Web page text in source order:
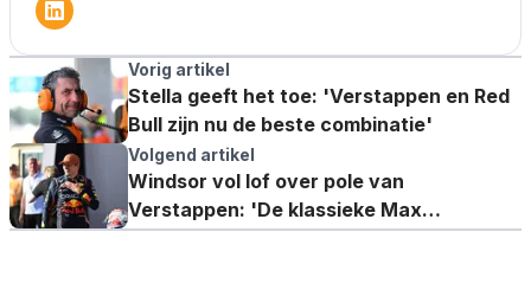
Vorig artikel
Stella geeft het toe: 'Verstappen en Red
Bull zijn nu de beste combinatie'
Volgend artikel
Windsor vol lof over pole van
Verstappen: 'De klassieke Max
Verstappen'